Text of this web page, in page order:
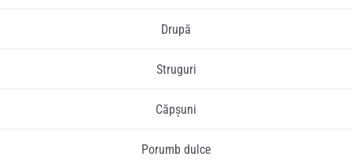
Coșul meu
Drupă
Struguri
Căpșuni
Porumb dulce